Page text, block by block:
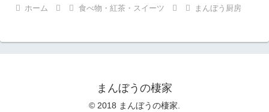
ホーム 食べ物・紅茶・スイーツ まんぼう厨房
まんぼうの棲家
© 2018 まんぼうの棲家.